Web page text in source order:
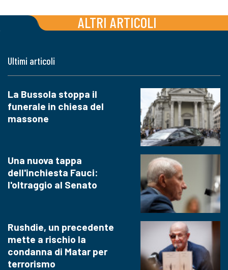
ALTRI ARTICOLI
Ultimi articoli
La Bussola stoppa il
funerale in chiesa del
massone
Una nuova tappa
dell'inchiesta Fauci:
l'oltraggio al Senato
Rushdie, un precedente
mette a rischio la
condanna di Matar per
terrorismo